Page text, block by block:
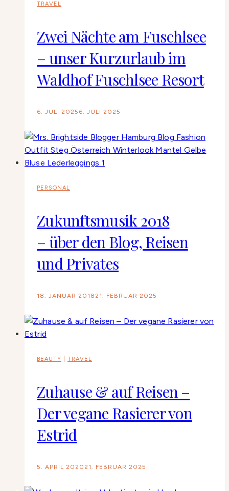
TRAVEL
Zwei Nächte am Fuschlsee
– unser Kurzurlaub im
Waldhof Fuschlsee Resort
6. JULI 2025 6. JULI 2025
PERSONAL
Zukunftsmusik 2018
– über den Blog, Reisen
und Privates
18. JANUAR 2018 21. FEBRUAR 2025
BEAUTY TRAVEL
Zuhause & auf Reisen –
Der vegane Rasierer von
Estrid
5. APRIL 2020 21. FEBRUAR 2025